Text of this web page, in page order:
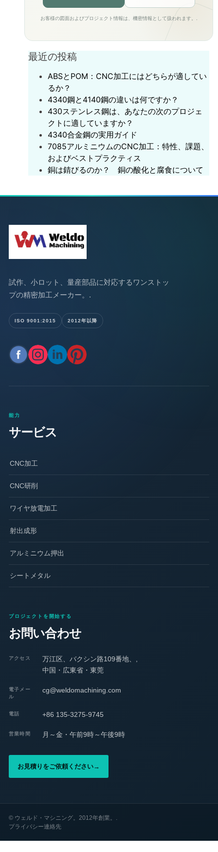
お客様の図面およびプロジェクト情報は、機密情報として扱われます。.
最近の投稿
ABSとPOM：CNC加工にはどちらが適してい
るか？
4340鋼と4140鋼の違いは何ですか？
430ステンレス鋼は、あなたの次のプロジェ
クトに適していますか？
‌4340合金鋼の実用ガイド‌
7085アルミニウムのCNC加工：特性、課題、
およびベストプラクティス
銅は錆びるのか？ 銅の酸化と腐食について
試作、小ロット、量産部品に対応するワンストッ
プの精密加工メーカー。.
ISO 9001:2015 2012年以降
能力
サービス
CNC加工
CNC研削
ワイヤ放電加工
射出成形
アルミニウム押出
シートメタル
プロジェクトを開始する
お問い合わせ
アクセス
万江区、バクシン路109番地、,
中国・広東省・東莞
電子メー
ル
cg@weldomachining.com
電話 +86 135-3275-9745
営業時間 月～金・午前9時～午後9時
お見積りをご依頼ください→
© ウェルド・マシニング。2012年創業。.
プライバシー連絡先